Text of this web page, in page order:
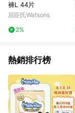
褲L 44片
屈臣氏Watsons
2%
熱銷排行榜